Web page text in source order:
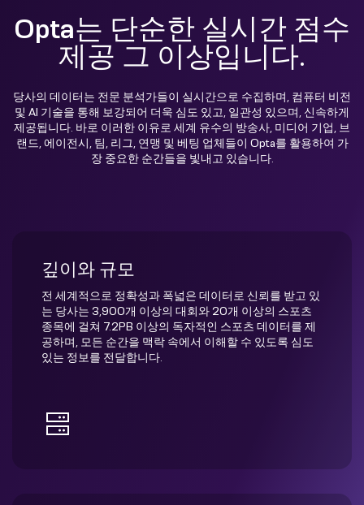
Opta는 단순한 실시간 점수
제공 그 이상입니다.
당사의 데이터는 전문 분석가들이 실시간으로 수집하며, 컴퓨터 비전
및 AI 기술을 통해 보강되어 더욱 심도 있고, 일관성 있으며, 신속하게
제공됩니다. 바로 이러한 이유로 세계 유수의 방송사, 미디어 기업, 브
랜드, 에이전시, 팀, 리그, 연맹 및 베팅 업체들이 Opta를 활용하여 가
장 중요한 순간들을 빛내고 있습니다.
깊이와 규모
전 세계적으로 정확성과 폭넓은 데이터로 신뢰를 받고 있
는 당사는 3,900개 이상의 대회와 20개 이상의 스포츠
종목에 걸쳐 7.2PB 이상의 독자적인 스포츠 데이터를 제
공하며, 모든 순간을 맥락 속에서 이해할 수 있도록 심도
있는 정보를 전달합니다.